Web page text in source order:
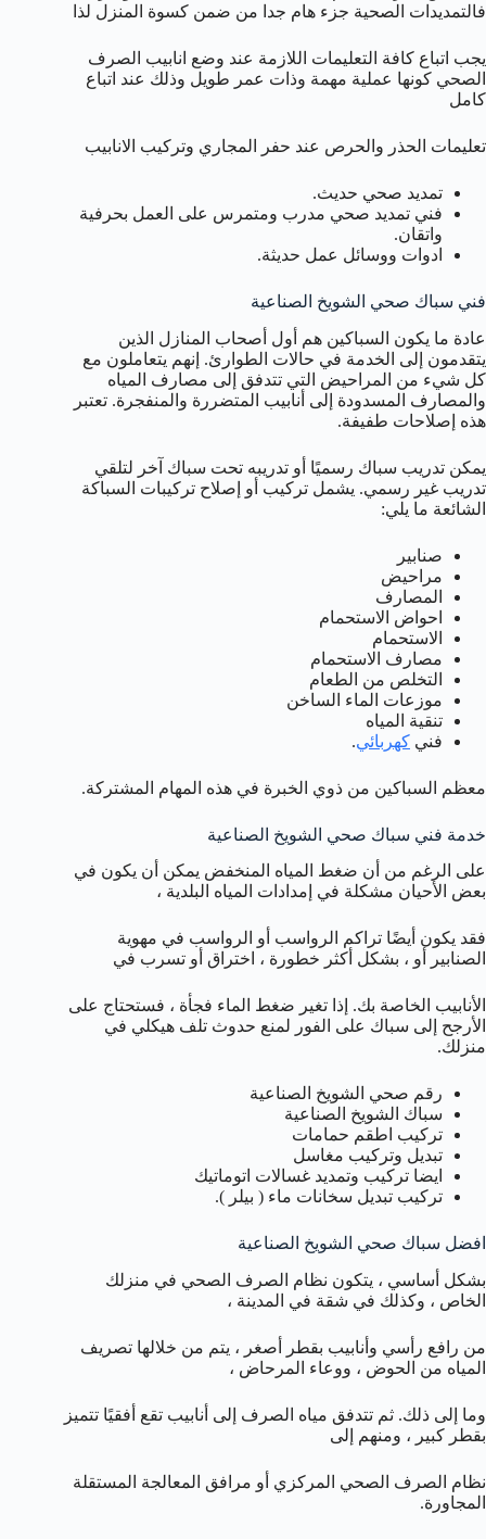
فالتمديدات الصحية جزء هام جدا من ضمن كسوة المنزل لذا
يجب اتباع كافة التعليمات اللازمة عند وضع انابيب الصرف
الصحي كونها عملية مهمة وذات عمر طويل وذلك عند اتباع
كامل
تعليمات الحذر والحرص عند حفر المجاري وتركيب الانابيب
تمديد صحي حديث.
فني تمديد صحي مدرب ومتمرس على العمل بحرفية
واتقان.
ادوات ووسائل عمل حديثة.
فني سباك صحي الشويخ الصناعية
عادة ما يكون السباكين هم أول أصحاب المنازل الذين
يتقدمون إلى الخدمة في حالات الطوارئ. إنهم يتعاملون مع
كل شيء من المراحيض التي تتدفق إلى مصارف المياه
والمصارف المسدودة إلى أنابيب المتضررة والمنفجرة. تعتبر
هذه إصلاحات طفيفة.
يمكن تدريب سباك رسميًا أو تدريبه تحت سباك آخر لتلقي
تدريب غير رسمي. يشمل تركيب أو إصلاح تركيبات السباكة
الشائعة ما يلي:
صنابير
مراحيض
المصارف
احواض الاستحمام
الاستحمام
مصارف الاستحمام
التخلص من الطعام
موزعات الماء الساخن
تنقية المياه
فني كهربائي.
معظم السباكين من ذوي الخبرة في هذه المهام المشتركة.
خدمة فني سباك صحي الشويخ الصناعية
على الرغم من أن ضغط المياه المنخفض يمكن أن يكون في
بعض الأحيان مشكلة في إمدادات المياه البلدية ،
فقد يكون أيضًا تراكم الرواسب أو الرواسب في مهوية
الصنابير أو ، بشكل أكثر خطورة ، اختراق أو تسرب في
الأنابيب الخاصة بك. إذا تغير ضغط الماء فجأة ، فستحتاج على
الأرجح إلى سباك على الفور لمنع حدوث تلف هيكلي في
منزلك.
رقم صحي الشويخ الصناعية
سباك الشويخ الصناعية
تركيب اطقم حمامات
تبديل وتركيب مغاسل
ايضا تركيب وتمديد غسالات اتوماتيك
تركيب تبديل سخانات ماء ( بيلر ).
افضل سباك صحي الشويخ الصناعية
بشكل أساسي ، يتكون نظام الصرف الصحي في منزلك
الخاص ، وكذلك في شقة في المدينة ،
من رافع رأسي وأنابيب بقطر أصغر ، يتم من خلالها تصريف
المياه من الحوض ، ووعاء المرحاض ،
وما إلى ذلك. ثم تتدفق مياه الصرف إلى أنابيب تقع أفقيًا تتميز
بقطر كبير ، ومنهم إلى
نظام الصرف الصحي المركزي أو مرافق المعالجة المستقلة
المجاورة.